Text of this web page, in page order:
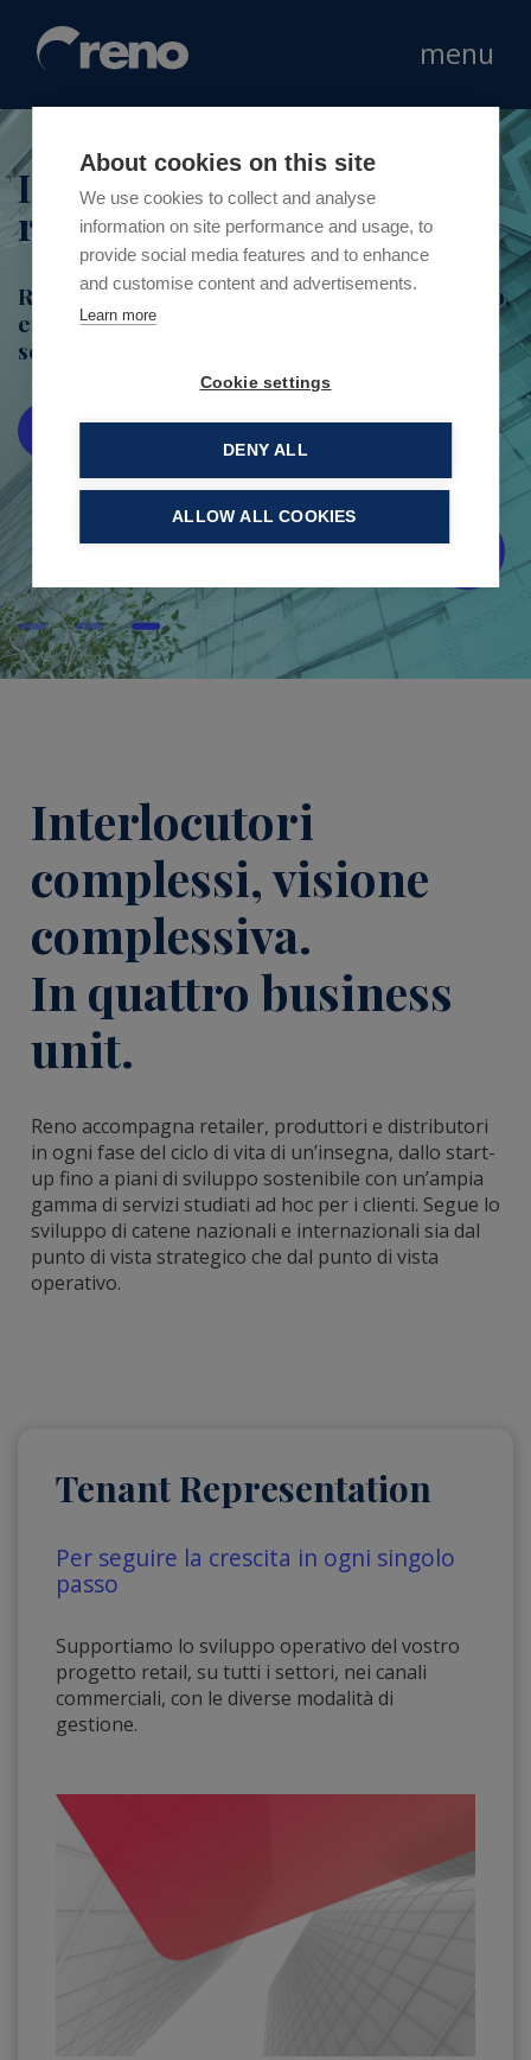
About cookies on this site
We use cookies to collect and analyse
information on site performance and usage, to
provide social media features and to enhance
and customise content and advertisements.
Learn more
Cookie settings
DENY ALL
ALLOW ALL COOKIES
menu
Il tuo partner nel mondo
retail
Retail from inside, ovvero il retail dall’interno,
esattamente come lo vede chi agisce nel
settore
Scopri
Consulenza Retail Real
Estate
Reno supporta lo sviluppo operativo e
strategico del vostro progetto retail
Consulenza Strategica
Al vostro fianco nel prendere le decisioni di
business più complesse
Retail In Town
Un supporto strategico e operativo a 360° nei
servizi di consulenza immobiliare
commerciale nel canale ‘In Town’
Interlocutori
complessi, visione
complessiva.
In quattro business
unit.
Reno accompagna retailer, produttori e distributori
in ogni fase del ciclo di vita di un’insegna, dallo start-
up fino a piani di sviluppo sostenibile con un’ampia
gamma di servizi studiati ad hoc per i clienti. Segue lo
sviluppo di catene nazionali e internazionali sia dal
punto di vista strategico che dal punto di vista
operativo.
Tenant Representation
Per seguire la crescita in ogni singolo
passo
Supportiamo lo sviluppo operativo del vostro
progetto retail, su tutti i settori, nei canali
commerciali, con le diverse modalità di
gestione.